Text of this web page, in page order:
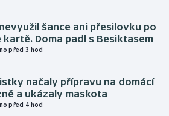
šance ani přesilovku po
kartě. Doma padl s Besiktasem
před 3 hod
načaly přípravu na domácí
a ukázaly maskota
před 4 hod